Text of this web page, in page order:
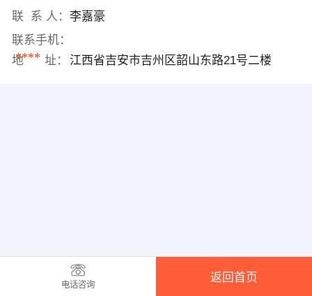
联 系 人： 李嘉豪
联系手机：
****
地 址： 江西省吉安市吉州区韶山东路21号二楼
电话咨询
返回首页